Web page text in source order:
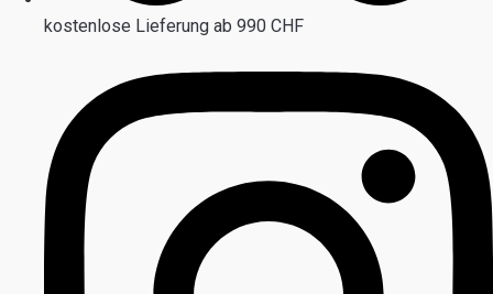
kostenlose Lieferung ab 990 CHF